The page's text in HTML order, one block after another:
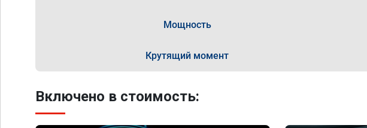
Мощность
Крутящий момент
Включено в стоимость: